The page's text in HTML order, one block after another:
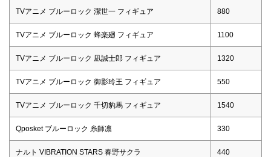
TVアニメ ブルーロック 潔世一 フィギュア 880
TVアニメ ブルーロック 蜂楽廻 フィギュア 1100
TVアニメ ブルーロック 凪誠士郎 フィギュア 1320
TVアニメ ブルーロック 御影玲王 フィギュア 550
TVアニメ ブルーロック 千切豹馬 フィギュア 1540
Qposket ブルーロック 糸師凛 330
ナルト VIBRATION STARS 春野サクラ 440